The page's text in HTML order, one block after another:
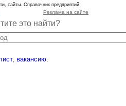
сайты. Справочник предприятий.
Реклама на сайте
это найти?
, вакансию.